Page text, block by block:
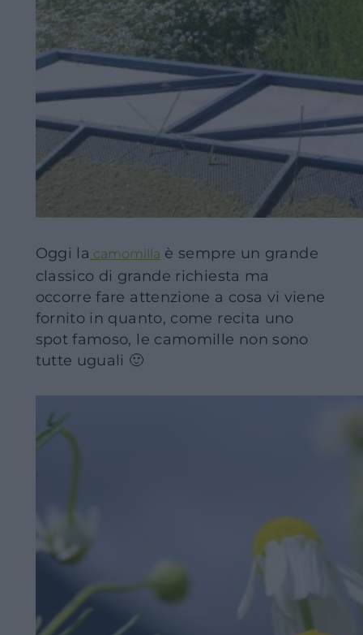
Oggi la camomilla è sempre un grande
classico di grande richiesta ma
occorre fare attenzione a cosa vi viene
fornito in quanto, come recita uno
spot famoso, le camomille non sono
tutte uguali 🙂